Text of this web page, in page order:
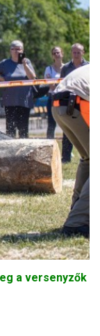
a versenyzők